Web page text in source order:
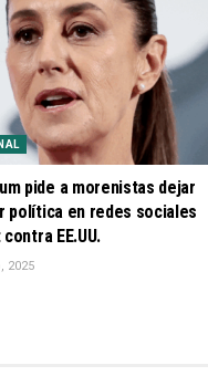
pide a morenistas dejar
política en redes sociales
EE.UU.
2025